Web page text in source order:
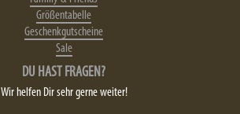
Größentabelle
Geschenkgutscheine
Sale
DU HAST FRAGEN?
Wir helfen Dir sehr gerne weiter!